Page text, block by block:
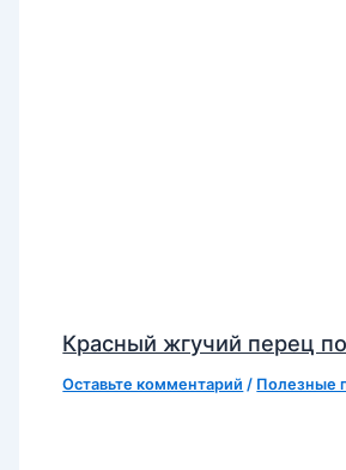
Красный жгучий перец
Оставьте комментарий / Полезные